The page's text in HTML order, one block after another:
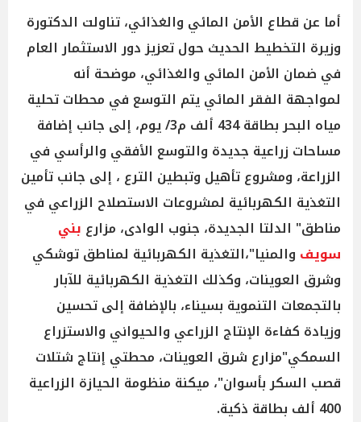
أما عن قطاع الأمن المائي والغذائي، تناولت الدكتورة
وزيرة التخطيط الحديث حول تعزيز دور الاستثمار العام
في ضمان الأمن المائي والغذائي، موضحة أنه
لمواجهة الفقر المائي يتم التوسع في محطات تحلية
مياه البحر بطاقة 434 ألف م3/ يوم، إلى جانب إضافة
مساحات زراعية جديدة والتوسع الأفقي والرأسي في
الزراعة، ومشروع تأهيل وتبطين الترع ، إلى جانب تأمين
التغذية الكهربائية لمشروعات الاستصلاح الزراعي في
مناطق" الدلتا الجديدة، جنوب الوادى، مزارع بني
سويف والمنيا"،التغذية الكهربائية لمناطق توشكي
وشرق العوينات، وكذلك التغذية الكهربائية للآبار
بالتجمعات التنموية بسيناء، بالإضافة إلى تحسين
وزيادة كفاءة الإنتاج الزراعي والحيواني والاستزراع
السمكي"مزارع شرق العوينات، محطتي إنتاج شتلات
قصب السكر بأسوان"، ميكنة منظومة الحيازة الزراعية
400 ألف بطاقة ذكية.